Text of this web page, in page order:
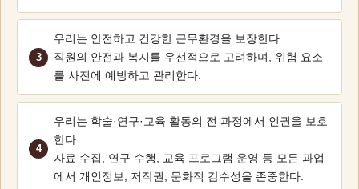
우리는 안전하고 건강한 근무환경을 보장한다.
직원의 안전과 복지를 우선적으로 고려하며, 위험 요소
를 사전에 예방하고 관리한다.
우리는 학술·연구·교육 활동의 전 과정에서 인권을 보호
한다.
자료 수집, 연구 수행, 교육 프로그램 운영 등 모든 과업
에서 개인정보, 저작권, 문화적 감수성을 존중한다.